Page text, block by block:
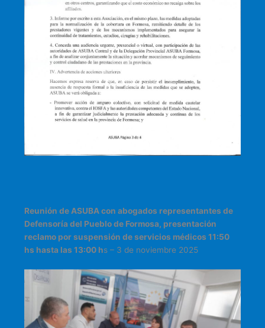
Reunión de ASUBA con abogados representantes de
Defensoría del Pueblo de Formosa, presentación
reclamo por suspensión de servicios médicos 11:50
hs hasta las 13:00 hs – 3 de noviembre 2025